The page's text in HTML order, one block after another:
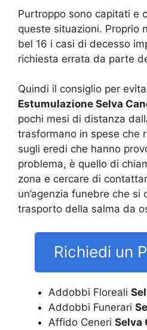
Purtroppo sono capitati e
queste situazioni. Proprio
bel 16 i casi di decesso
richiesta errata da parte
Quindi il consiglio per
Estumulazione Selva
pochi mesi di distanza
trasformano in spese che
sugli eredi che hanno
problema, è quello di
zona e cercare di
un’agenzia funebre che si
trasporto della salma da
Richiedi un
Addobbi Floreali
Addobbi Funerari
Affido Ceneri Selva